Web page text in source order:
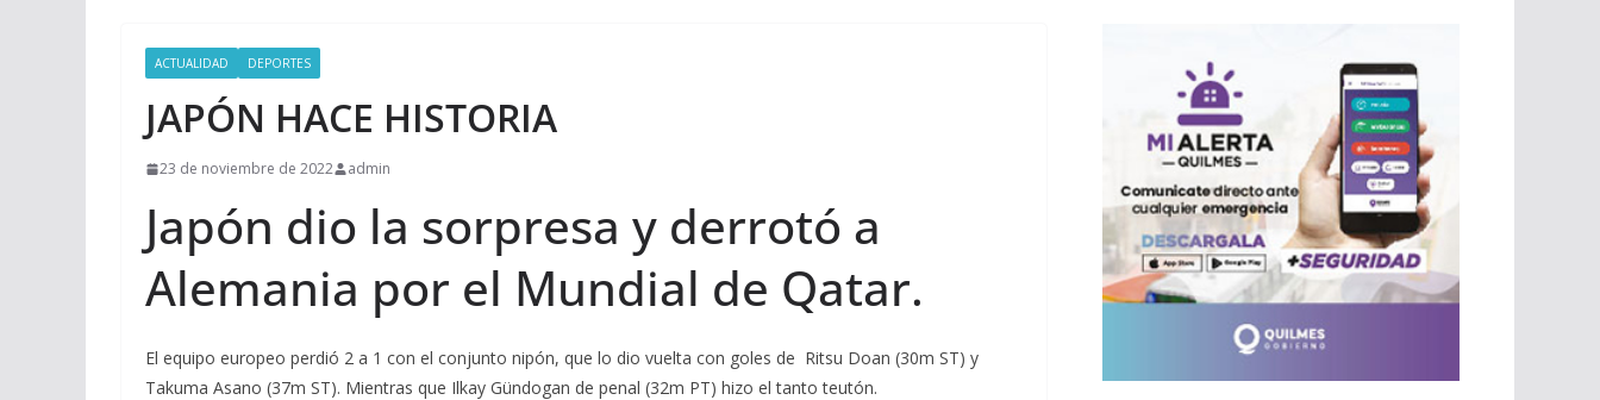
ACTUALIDAD DEPORTES
JAPÓN HACE HISTORIA
23 de noviembre de 2022 admin
Japón dio la sorpresa y derrotó a
Alemania por el Mundial de Qatar.
El equipo europeo perdió 2 a 1 con el conjunto nipón, que lo dio vuelta con goles de Ritsu Doan (30m ST) y
Takuma Asano (37m ST). Mientras que Ilkay Gündogan de penal (32m PT) hizo el tanto teutón.